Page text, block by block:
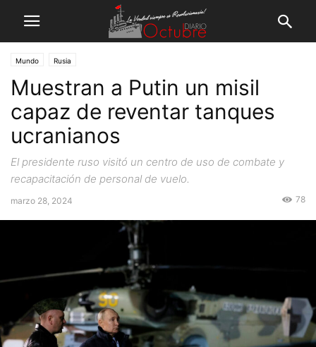
Mundo Rusia
Muestran a Putin un misil
capaz de reventar tanques
ucranianos
El presidente ruso visitó un centro de uso de combate y
recapacitación de personal de vuelo.
marzo 28, 2024 78